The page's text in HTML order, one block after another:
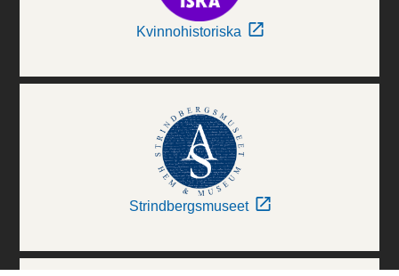
Kvinnohistoriska
Strindbergsmuseet